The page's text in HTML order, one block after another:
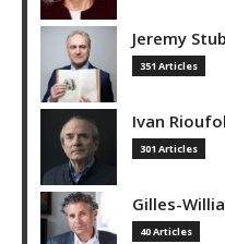
Jeremy
351 Articles
Ivan Rioufol
301 Articles
Gilles-
40 Articles